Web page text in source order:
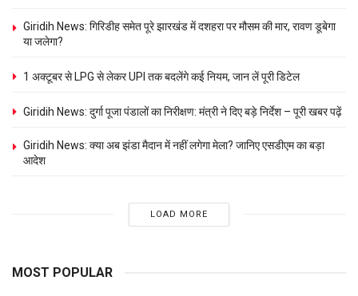
Giridih News: गिरिडीह समेत पूरे झारखंड में दशहरा पर मौसम की मार, रावण डूबेगा
या जलेगा?
1 अक्टूबर से LPG से लेकर UPI तक बदलेंगे कई नियम, जान लें पूरी डिटेल
Giridih News: दुर्गा पूजा पंडालों का निरीक्षण: मंत्री ने दिए बड़े निर्देश – पूरी खबर पढ़ें
Giridih News: क्या अब झंडा मैदान में नहीं लगेगा मेला? जानिए एसडीएम का बड़ा
आदेश
LOAD MORE
MOST POPULAR